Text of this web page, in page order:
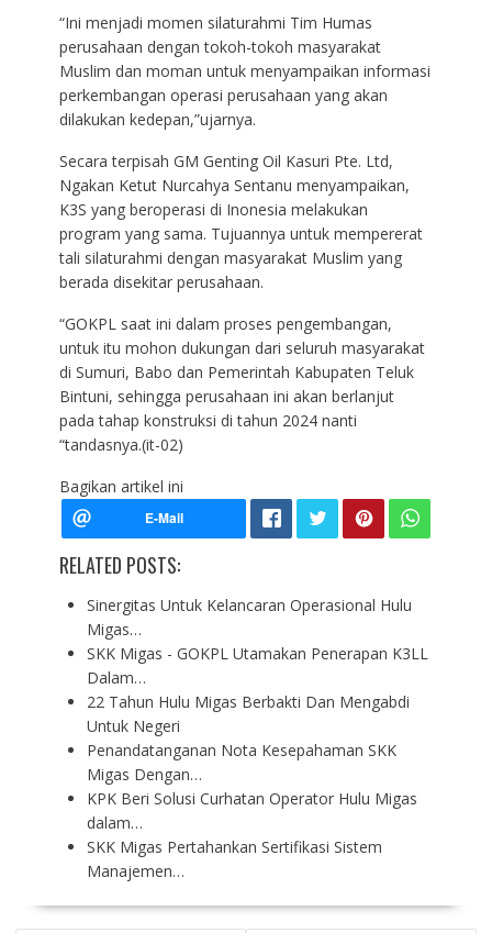
“Ini menjadi momen silaturahmi Tim Humas
perusahaan dengan tokoh-tokoh masyarakat
Muslim dan moman untuk menyampaikan informasi
perkembangan operasi perusahaan yang akan
dilakukan kedepan,”ujarnya.
Secara terpisah GM Genting Oil Kasuri Pte. Ltd,
Ngakan Ketut Nurcahya Sentanu menyampaikan,
K3S yang beroperasi di Inonesia melakukan
program yang sama. Tujuannya untuk mempererat
tali silaturahmi dengan masyarakat Muslim yang
berada disekitar perusahaan.
“GOKPL saat ini dalam proses pengembangan,
untuk itu mohon dukungan dari seluruh masyarakat
di Sumuri, Babo dan Pemerintah Kabupaten Teluk
Bintuni, sehingga perusahaan ini akan berlanjut
pada tahap konstruksi di tahun 2024 nanti
“tandasnya.(it-02)
Bagikan artikel ini
RELATED POSTS:
Sinergitas Untuk Kelancaran Operasional Hulu
Migas…
SKK Migas - GOKPL Utamakan Penerapan K3LL
Dalam…
22 Tahun Hulu Migas Berbakti Dan Mengabdi
Untuk Negeri
Penandatanganan Nota Kesepahaman SKK
Migas Dengan…
KPK Beri Solusi Curhatan Operator Hulu Migas
dalam…
SKK Migas Pertahankan Sertifikasi Sistem
Manajemen…